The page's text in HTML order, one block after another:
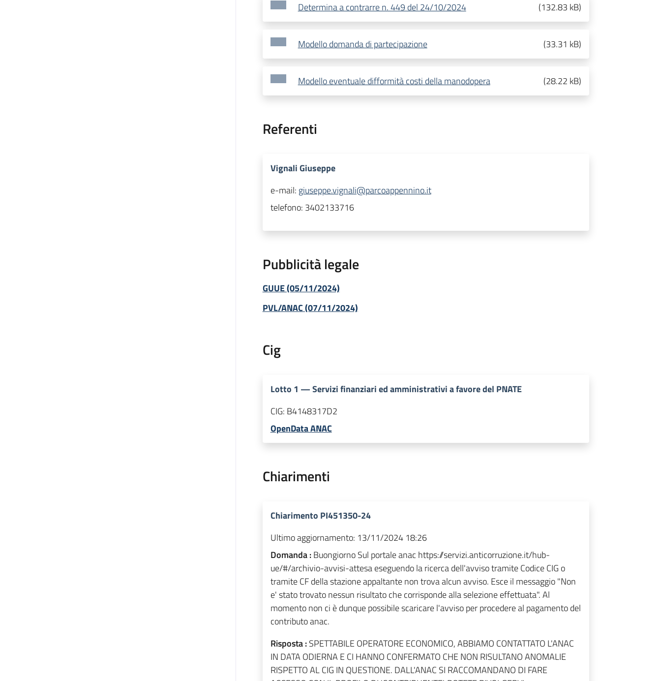
Determina a contrarre n. 449 del 24/10/2024 (132.83 kB)
Modello domanda di partecipazione (33.31 kB)
Modello eventuale difformità costi della manodopera (28.22 kB)
Referenti
Vignali Giuseppe
e-mail: giuseppe.vignali@parcoappennino.it
telefono: 3402133716
Pubblicità legale
GUUE (05/11/2024)
PVL/ANAC (07/11/2024)
Cig
Lotto 1 —Servizi finanziari ed amministrativi a favore del PNATE
CIG: B4148317D2
OpenData ANAC
Chiarimenti
Chiarimento PI451350-24
Ultimo aggiornamento: 13/11/2024 18:26
Domanda :Buongiorno Sul portale anac https://servizi.anticorruzione.it/hub-
ue/#/archivio-avvisi-attesa eseguendo la ricerca dell'avviso tramite Codice CIG o
tramite CF della stazione appaltante non trova alcun avviso. Esce il messaggio "Non
e' stato trovato nessun risultato che corrisponde alla selezione effettuata". Al
momento non ci è dunque possibile scaricare l'avviso per procedere al pagamento del
contributo anac.
Risposta :SPETTABILE OPERATORE ECONOMICO, ABBIAMO CONTATTATO L'ANAC
IN DATA ODIERNA E CI HANNO CONFERMATO CHE NON RISULTANO ANOMALIE
RISPETTO AL CIG IN QUESTIONE. DALL'ANAC SI RACCOMANDANO DI FARE